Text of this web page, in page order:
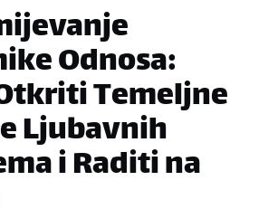
Odnosa:
Temeljne
Ljubavnih
i Raditi na